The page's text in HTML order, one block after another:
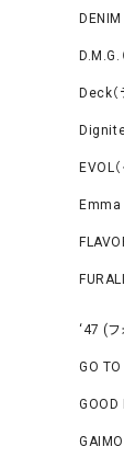
DENIM
D.M.G.
Deck（
Dignite
EVOL
Emma
FURALI
‘47 (フ
GO TO
GOOD
GAIMO